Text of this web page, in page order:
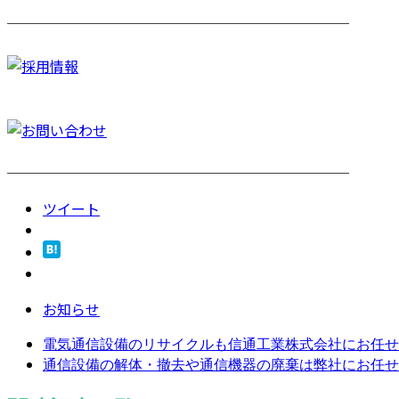
────────────────────────
────────────────────────
ツイート
お知らせ
電気通信設備のリサイクルも信通工業株式会社にお任
通信設備の解体・撤去や通信機器の廃棄は弊社にお任